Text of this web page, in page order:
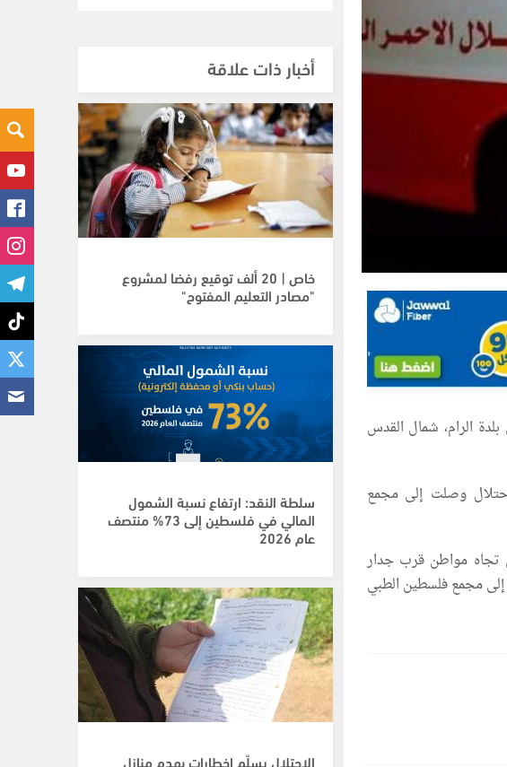
الرام، شمال القدس
وصلت إلى مجمع
تجاه مواطن قرب جدار
إلى مجمع فلسطين الطبي
أخبار ذات علاقة
خاص | 20 ألف توقيع رفضا لمشروع
"مصادر التعليم المفتوح"
سلطة النقد: ارتفاع نسبة الشمول
المالي في فلسطين إلى 73% منتصف
عام 2026
الاحتلال يسلّم إخطارات بهدم منازل